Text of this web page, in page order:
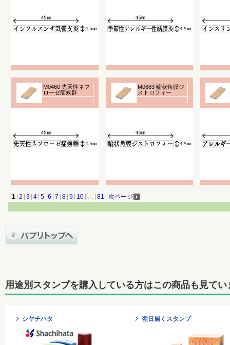
M0460 先天性ネフ
ローゼ症候群
M0683 輪状角膜ジ
ストロフィー
1 2 3 4 5 6 7 8 9 10 … 81 次ページ
用途別スタンプを購入している方はこの商品も見てい
シヤチハタ 翌日届くスタンプ